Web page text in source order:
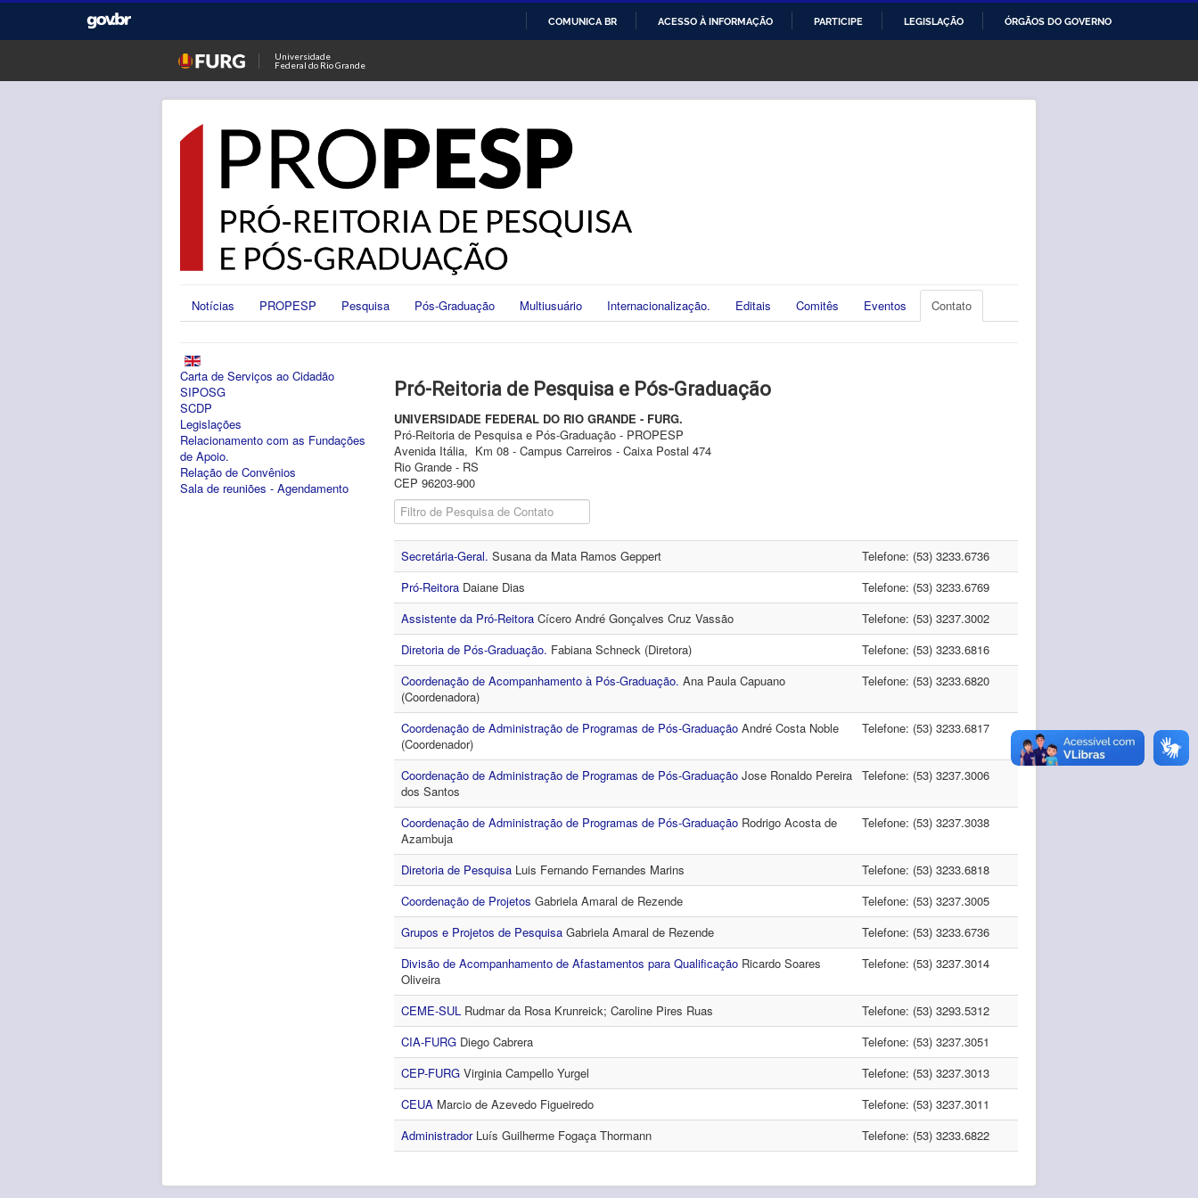
O
CONTEÚDO
COMUNICA BR ACESSO À INFORMAÇÃO PARTICIPE LEGISLAÇÃO ÓRGÃOS DO GOVERNO
Universidade
Federal do Rio Grande
Notícias PROPESP Pesquisa Pós-Graduação Multiusuário Internacionalização. Editais Comitês Eventos Contato
Carta de Serviços ao Cidadão
SIPOSG
SCDP
Legislações
Relacionamento com as Fundações
de Apoio.
Relação de Convênios
Sala de reuniões - Agendamento
Pró-Reitoria de Pesquisa e Pós-Graduação
UNIVERSIDADE FEDERAL DO RIO GRANDE - FURG.
Pró-Reitoria de Pesquisa e Pós-Graduação - PROPESP
Avenida Itália, Km 08 - Campus Carreiros - Caixa Postal 474
Rio Grande - RS
CEP 96203-900
Não Publicado Campo de Filtro
Secretária-Geral. Susana da Mata Ramos Geppert
Telefone: (53) 3233.6736
Pró-Reitora Daiane Dias
Telefone: (53) 3233.6769
Assistente da Pró-Reitora Cícero André Gonçalves Cruz Vassão
Telefone: (53) 3237.3002
Diretoria de Pós-Graduação. Fabiana Schneck (Diretora)
Telefone: (53) 3233.6816
Coordenação de Acompanhamento à Pós-Graduação. Ana Paula Capuano
(Coordenadora)
Telefone: (53) 3233.6820
Coordenação de Administração de Programas de Pós-Graduação André Costa Noble
(Coordenador)
Telefone: (53) 3233.6817
Coordenação de Administração de Programas de Pós-Graduação Jose Ronaldo Pereira
dos Santos
Telefone: (53) 3237.3006
Coordenação de Administração de Programas de Pós-Graduação Rodrigo Acosta de
Azambuja
Telefone: (53) 3237.3038
Diretoria de Pesquisa Luis Fernando Fernandes Marins
Telefone: (53) 3233.6818
Coordenação de Projetos Gabriela Amaral de Rezende
Telefone: (53) 3237.3005
Grupos e Projetos de Pesquisa Gabriela Amaral de Rezende
Telefone: (53) 3233.6736
Divisão de Acompanhamento de Afastamentos para Qualificação Ricardo Soares
Oliveira
Telefone: (53) 3237.3014
CEME-SUL Rudmar da Rosa Krunreick; Caroline Pires Ruas
Telefone: (53) 3293.5312
CIA-FURG Diego Cabrera
Telefone: (53) 3237.3051
CEP-FURG Virginia Campello Yurgel
Telefone: (53) 3237.3013
CEUA Marcio de Azevedo Figueiredo
Telefone: (53) 3237.3011
Administrador Luís Guilherme Fogaça Thormann Telefone: (53) 3233.6822